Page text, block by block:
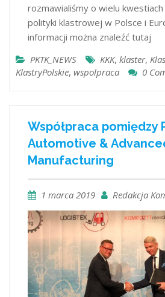
rozmawialiśmy o wielu
polityki klastrowej w Polsce i
informacji można znaleźć tutaj
PKTK_NEWS
KKK, klaster,
KlastryPolskie, wspolpraca 0
Współpraca pomiędzy
Automotive &
Manufacturing
1 marca 2019 Redakcja